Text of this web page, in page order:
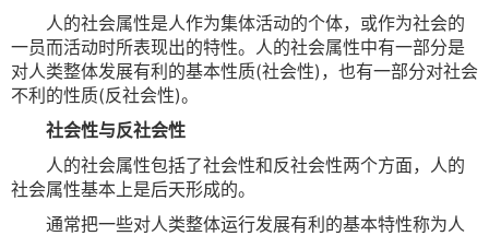
人的社会属性是人作为集体活动的个体，或作为社会的
一员而活动时所表现出的特性。人的社会属性中有一部分是
对人类整体发展有利的基本性质(社会性)，也有一部分对社会
不利的性质(反社会性)。
社会性与反社会性
人的社会属性包括了社会性和反社会性两个方面，人的
社会属性基本上是后天形成的。
通常把一些对人类整体运行发展有利的基本特性称为人